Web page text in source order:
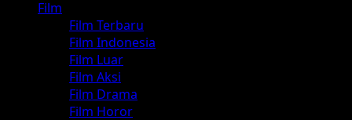
Film
Film Terbaru
Film Indonesia
Film Luar
Film Aksi
Film Drama
Film Horor